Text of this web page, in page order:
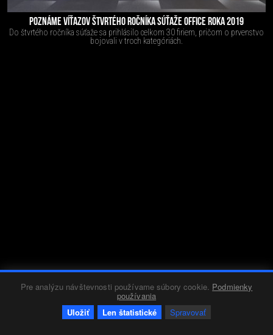
Pre analýzu návštevnosti používame súbory cookie. Podmienky
používania
Uložiť
Len štatistické Spravovať
POZNÁME VÍŤAZOV ŠTVRTÉHO ROČNÍKA SÚŤAŽE OFFICE ROKA 2019
Do štvrtého ročníka súťaže sa prihlásilo celkom 30 firiem, pričom o prvenstvo
bojovali v troch kategóriách.